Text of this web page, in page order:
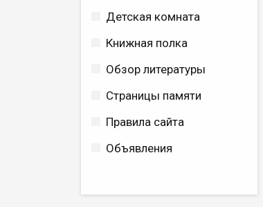
Детская комната
Книжная полка
Обзор литературы
Страницы памяти
Правила сайта
Объявления